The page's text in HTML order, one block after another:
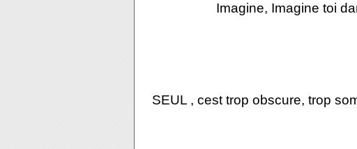
Imagine, Imagine toi
SEUL , cest trop obscure, trop